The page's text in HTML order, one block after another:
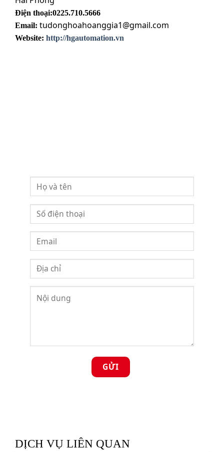
Điện thoại:0225.710.5666
Email: tudonghoahoanggia1@gmail.com
Website: http://hgautomation.vn
DỊCH VỤ LIÊN QUAN